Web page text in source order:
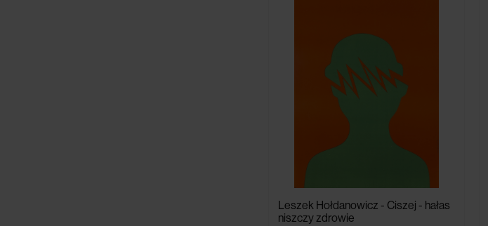
Leszek Hołdanowicz - Ciszej - hałas
niszczy zdrowie